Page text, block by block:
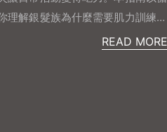
有組次，再加一點重量或次數記
追蹤重量與次數，看得到進步才
訓練最適合？在家：最零門檻，一
理解銀髮族為什麼需要肌力訓練、
及如何挑選適合的健身房，安心建
READ MORE